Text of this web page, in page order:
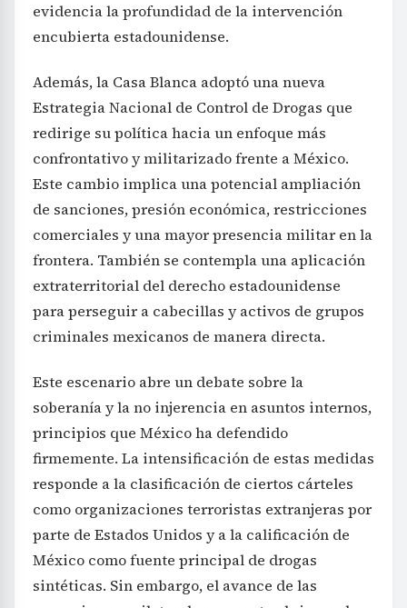
evidencia la profundidad de la intervención
encubierta estadounidense.
Además, la Casa Blanca adoptó una nueva
Estrategia Nacional de Control de Drogas que
redirige su política hacia un enfoque más
confrontativo y militarizado frente a México.
Este cambio implica una potencial ampliación
de sanciones, presión económica, restricciones
comerciales y una mayor presencia militar en la
frontera. También se contempla una aplicación
extraterritorial del derecho estadounidense
para perseguir a cabecillas y activos de grupos
criminales mexicanos de manera directa.
Este escenario abre un debate sobre la
soberanía y la no injerencia en asuntos internos,
principios que México ha defendido
firmemente. La intensificación de estas medidas
responde a la clasificación de ciertos cárteles
como organizaciones terroristas extranjeras por
parte de Estados Unidos y a la calificación de
México como fuente principal de drogas
sintéticas. Sin embargo, el avance de las